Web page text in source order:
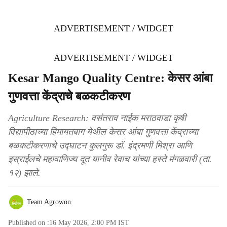
ADVERTISEMENT / WIDGET
ADVERTISEMENT / WIDGET
Kesar Mango Quality Centre: केसर आंबा
गुणवत्ता केंद्राचे बळकटीकरण
Agriculture Research: वसंतराव नाईक मराठवाडा कृषी
विद्यापीठाच्या हिमायतबाग येथील केसर आंबा गुणवत्ता केंद्राच्या
बळकटीकरणाचे उद्घाटन कुलगुरू डॉ. इंद्रमणी मिश्रा आणि
इस्राईलचे महावाणिज्य दूत यानीव रेवाच यांच्या हस्ते मंगळवारी (ता.
१२) झाले.
Team Agrowon
Published on :16 May 2026, 2:00 PM IST